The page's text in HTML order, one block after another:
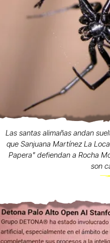
Las santas alimañas andan
que Sanjuana Martínez La
Papera" defiendan a Rocha
son